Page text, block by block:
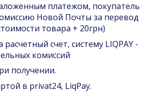
платежом, покупатель
Новой Почты за перевод
товара + 20грн)
счет, систему LIQPAY -
комиссий
получении.
в privat24, LiqPay.